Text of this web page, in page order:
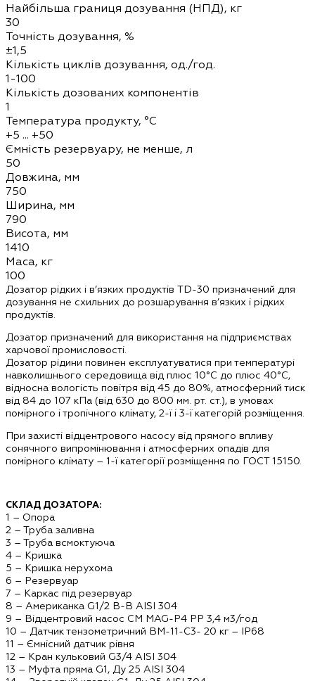
Найбільша границя дозування (НПД), кг
30
Точність дозування, %
±1,5
Кількість циклів дозування, од./год.
1-100
Кількість дозованих компонентів
1
Температура продукту, °С
+5 ... +50
Ємність резервуару, не менше, л
50
Довжина, мм
750
Ширина, мм
790
Висота, мм
1410
Маса, кг
100
Дозатор рідких і в’язких продуктів TD-30 призначений для
дозування не схильних до розшарування в’язких і рідких
продуктів.
Дозатор призначений для використання на підприємствах
харчової промисловості.
Дозатор рідини повинен експлуатуватися при температурі
навколишнього середовища від плюс 10°С до плюс 40°С,
відносна вологість повітря від 45 до 80%, атмосферний тиск
від 84 до 107 кПа (від 630 до 800 мм. рт. ст.), в умовах
помірного і тропічного клімату, 2-ї і 3-ї категорій розміщення.
При захисті відцентрового насосу від прямого впливу
сонячного випромінювання і атмосферних опадів для
помірного клімату – 1-ї категорії розміщення по ГОСТ 15150.
СКЛАД ДОЗАТОРА:
1 – Опора
2 – Труба заливна
3 – Труба всмоктуюча
4 – Кришка
5 – Кришка нерухома
6 – Резервуар
7 – Каркас під резервуар
8 – Американка G1/2 В-В AISI 304
9 – Відцентровий насос СМ MAG-P4 PP 3,4 м3/год
10 – Датчик тензометричний ВМ-11-С3- 20 кг – ІР68
11 – Ємнісний датчик рівня
12 – Кран кульковий G3/4 AISI 304
13 – Муфта пряма G1, Ду 25 AISI 304